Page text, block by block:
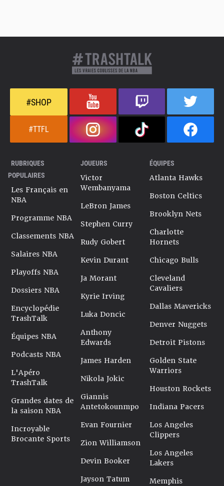
#SHOP
#TTFL
RUBRIQUES
POPULAIRES
Les Français en
NBA
Programme NBA
Classements NBA
Salaires NBA
Playoffs NBA
Dossiers NBA
Encyclopédie
TrashTalk
Équipes NBA
Podcasts NBA
L'Apéro
TrashTalk
Grandes dates de
la saison NBA
Incroyable
Brocante Sports
JOUEURS
Victor
Wembanyama
LeBron James
Stephen Curry
Rudy Gobert
Kevin Durant
Ja Morant
Kyrie Irving
Luka Doncic
Anthony
Edwards
James Harden
Nikola Jokic
Giannis
Antetokounmpo
Evan Fournier
Zion Williamson
Devin Booker
Jayson Tatum
ÉQUIPES
Atlanta Hawks
Boston Celtics
Brooklyn Nets
Charlotte
Hornets
Chicago Bulls
Cleveland
Cavaliers
Dallas Mavericks
Denver Nuggets
Detroit Pistons
Golden State
Warriors
Houston Rockets
Indiana Pacers
Los Angeles
Clippers
Los Angeles
Lakers
Memphis